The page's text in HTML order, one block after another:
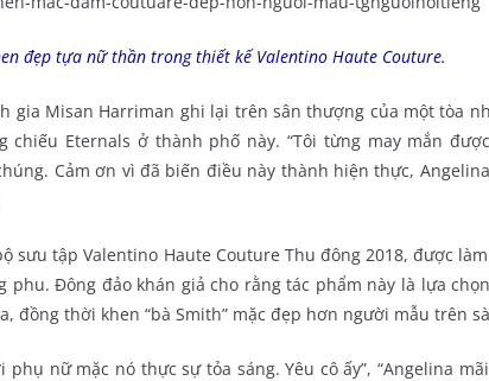
đẹp tựa nữ thần trong thiết kế Valentino Haute Couture.
gia Misan Harriman ghi lại trên sân thượng của một tòa
chiếu Eternals ở thành phố này. “Tôi từng may mắn
Cảm ơn vì đã biến điều này thành hiện thực, Angelina
sưu tập Valentino Haute Couture Thu đông 2018, được
phu. Đông đảo khán giả cho rằng tác phẩm này là lựa
đồng thời khen “bà Smith” mặc đẹp hơn người mẫu trên
nữ mặc nó thực sự tỏa sáng. Yêu cô ấy”, “Angelina